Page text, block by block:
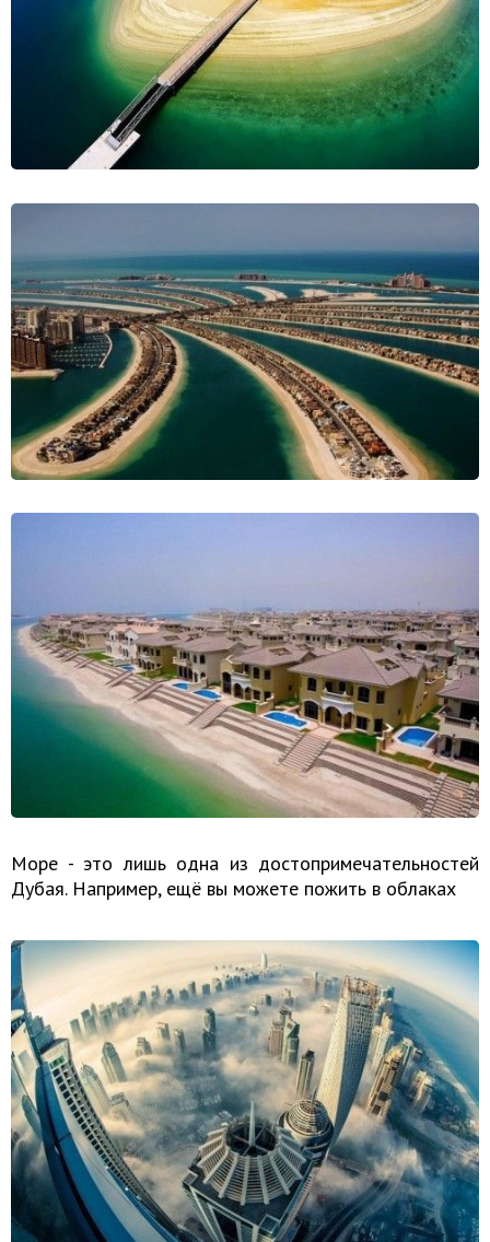
Море - это лишь одна из достопримечательностей
Дубая. Например, ещё вы можете пожить в облаках